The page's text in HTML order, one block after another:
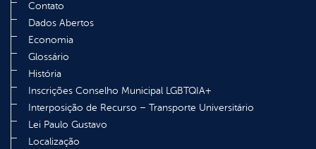
Contato
Dados Abertos
Economia
Glossário
História
Inscrições Conselho Municipal LGBTQIA+
Interposição de Recurso – Transporte Universitário
Lei Paulo Gustavo
Localização